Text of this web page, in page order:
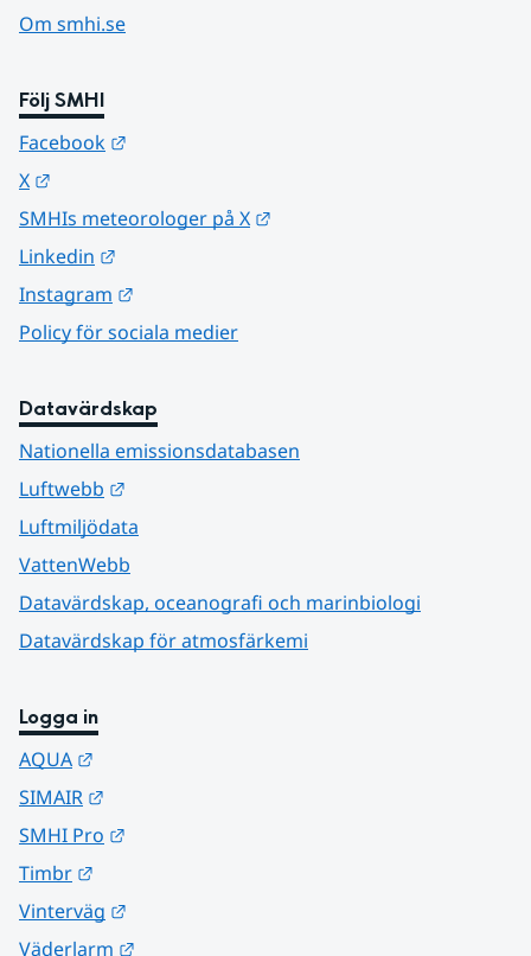
Om smhi.se
Följ SMHI
Facebook
X
SMHIs meteorologer på X
Linkedin
Instagram
Policy för sociala medier
Datavärdskap
Nationella emissionsdatabasen
Luftwebb
Luftmiljödata
VattenWebb
Datavärdskap, oceanografi och marinbiologi
Datavärdskap för atmosfärkemi
Logga in
AQUA
SIMAIR
SMHI Pro
Timbr
Vinterväg
Väderlarm